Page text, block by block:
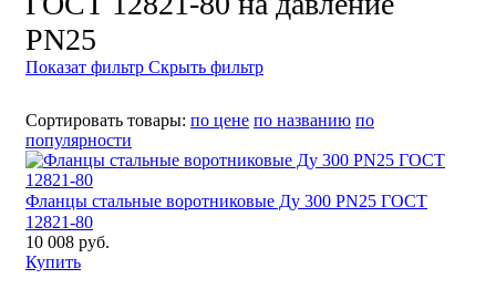
PN25
Показат фильтр Скрыть фильтр
Сортировать товары: по цене по названию по
популярности
Фланцы стальные воротниковые Ду 300 PN25 ГОСТ
12821-80
10 008 руб.
Купить